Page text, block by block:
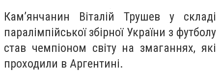
Кам’янчанин Віталій Трушев у складі
паралімпійської збірної України з футболу
став чемпіоном світу на змаганнях, які
проходили в Аргентині.